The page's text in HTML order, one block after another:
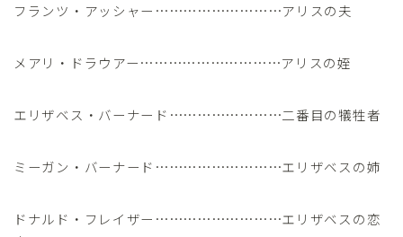
フランツ・アッシャー………………………アリスの夫
メアリ・ドラウアー…………………………アリスの姪
エリザベス・バーナード……………………二番目の犠牲者
ミーガン・バーナード………………………エリザベスの姉
ドナルド・フレイザー………………………エリザベスの恋